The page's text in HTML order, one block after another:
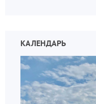
КАЛЕНДАРЬ